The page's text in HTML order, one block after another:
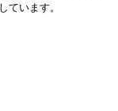
ています。